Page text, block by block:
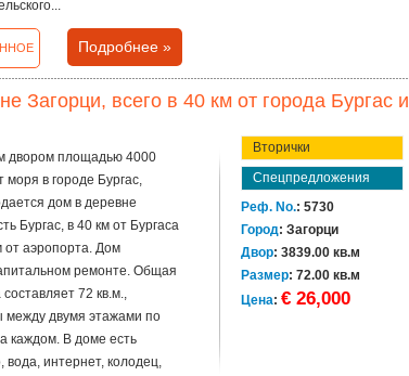
Подробнее »
Загорци, всего в 40 км от города Бургас и
двором площадью 4000
моря в городе Бургас,
дом в деревне
Бургас, в 40 км от Бургаса
от аэропорта. Дом
ремонте. Общая
72 кв.м.,
между двумя этажами по
каждом. В доме есть
вода, интернет, колодец,
Вторички
Спецпредложения
Реф. No.: 5730
Город: Загорци
Двор: 3839.00 кв.м
Размер: 72.00 кв.м
Цена: € 26,000